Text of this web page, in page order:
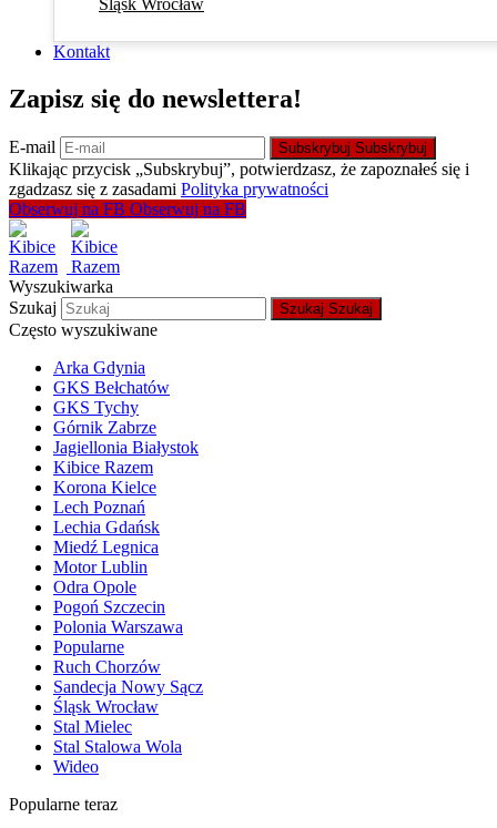
Kontakt
Zapisz się do newslettera!
E-mail Subskrybuj Subskrybuj
Klikając przycisk „Subskrybuj”, potwierdzasz, że zapoznałeś się i
zgadzasz się z zasadami Polityka prywatności
Obserwuj na FB Obserwuj na FB
Wyszukiwarka
Szukaj
Szukaj Szukaj
Często wyszukiwane
Arka Gdynia
GKS Bełchatów
GKS Tychy
Górnik Zabrze
Jagiellonia Białystok
Kibice Razem
Korona Kielce
Lech Poznań
Lechia Gdańsk
Miedź Legnica
Motor Lublin
Odra Opole
Pogoń Szczecin
Polonia Warszawa
Popularne
Ruch Chorzów
Sandecja Nowy Sącz
Śląsk Wrocław
Stal Mielec
Stal Stalowa Wola
Wideo
Popularne teraz